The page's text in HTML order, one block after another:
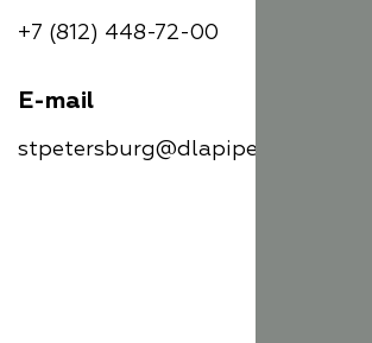
+7 (812) 448-72-00
E-mail
stpetersburg@dlapiper.com